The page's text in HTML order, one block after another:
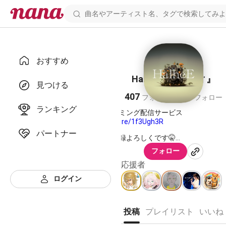
おすすめ
見つける
ランキング
パートナー
ログイン
HalheE『ハルヒィ』
407 フォロワー808 フォロー
https://linkco.re/1f3Ugh3R
チャンネル登録よろしくです🤫
https://youtube.com/channel/
聴いて良いなと思ったら歌ってもらえたりす
🎶
好きなキーに合わせた伴奏作りますので！！
フォロー
応援者
投稿 プレイリスト いいね